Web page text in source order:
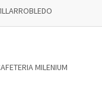
MILENIUM